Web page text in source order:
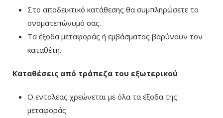
Στο αποδεικτικό κατάθεσης θα συμπληρώσετε το
ονοματεπώνυμό σας.
Τα έξοδα μεταφοράς ή εμβάσματος βαρύνουν τον
καταθέτη.
Καταθέσεις από τράπεζα του εξωτερικού
Ο εντολέας χρεώνεται με όλα τα έξοδα της
μεταφοράς